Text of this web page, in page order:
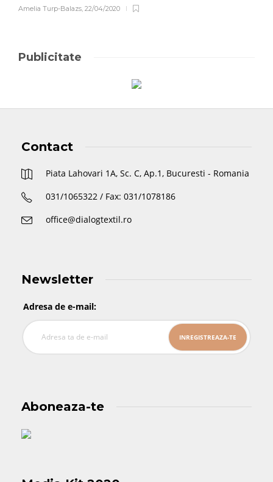
Amelia Turp-Balazs, 22/04/2020
Publicitate
Contact
Piata Lahovari 1A, Sc. C, Ap.1, Bucuresti - Romania
031/1065322 / Fax: 031/1078186
office@dialogtextil.ro
Newsletter
Adresa de e-mail:
Aboneaza-te